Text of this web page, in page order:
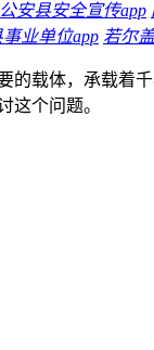
公安县安全宣传app
业单位app 若尔
的载体，承载
这个问题。